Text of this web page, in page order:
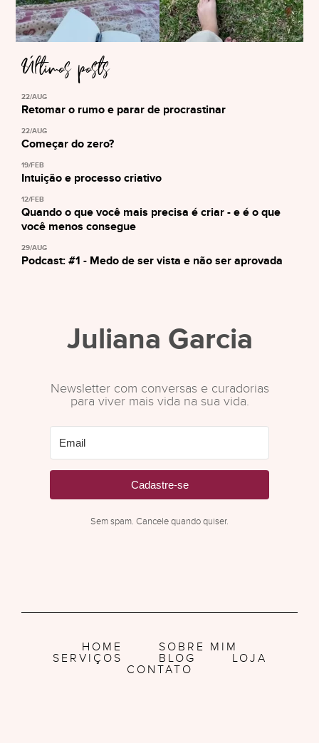
Últimos posts
22/AUG
Retomar o rumo e parar de procrastinar
22/AUG
Começar do zero?
19/FEB
Intuição e processo criativo
12/FEB
Quando o que você mais precisa é criar - e é o que
você menos consegue
29/AUG
Podcast: #1 - Medo de ser vista e não ser aprovada
Juliana Garcia
Newsletter com conversas e curadorias
para viver mais vida na sua vida.
Cadastre-se
Sem spam. Cancele quando quiser.
HOME
SOBRE MIM
SERVIÇOS
BLOG
LOJA
CONTATO